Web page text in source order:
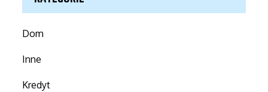
Dom
Inne
Kredyt